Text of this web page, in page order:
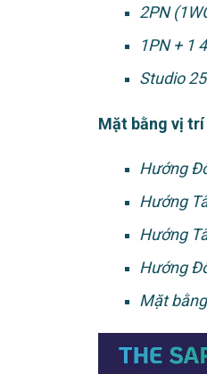
2PN
1PN + 1
Studio
Mặt bằng vị
Hướng
Hướng
Hướng
Hướng
Mặt